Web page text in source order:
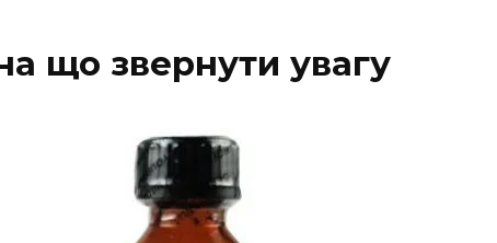
що звернути увагу